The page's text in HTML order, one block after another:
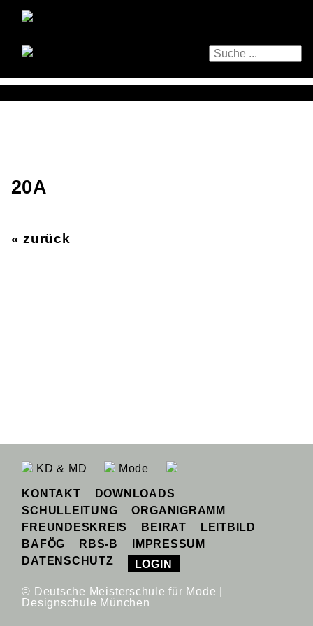
20A
« zurück
KD & MD Mode
KONTAKT
DOWNLOADS
SCHULLEITUNG
ORGANIGRAMM
FREUNDESKREIS
BEIRAT
LEITBILD
BAFÖG
RBS-B
IMPRESSUM
DATENSCHUTZ
LOGIN
© Deutsche Meisterschule für Mode |
Designschule München